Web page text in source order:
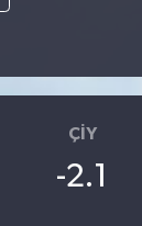
ÇIY
-2.1